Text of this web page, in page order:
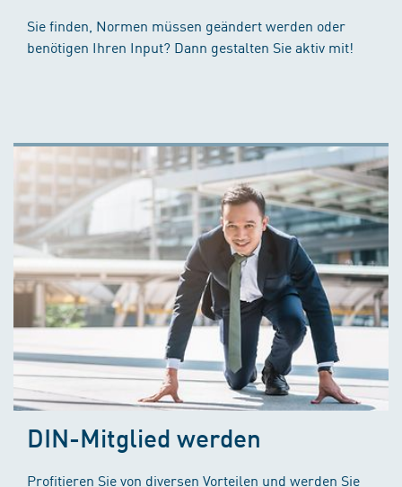
Sie finden, Normen müssen geändert werden oder
benötigen Ihren Input? Dann gestalten Sie aktiv mit!
DIN-Mitglied werden
Profitieren Sie von diversen Vorteilen und werden Sie